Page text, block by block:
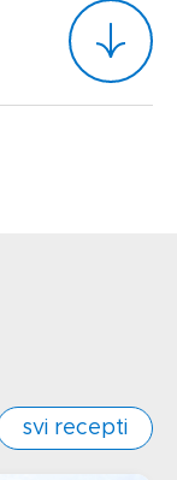
svi recepti